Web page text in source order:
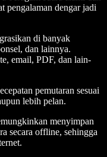
pengalaman dengar jadi
di banyak
dan lainnya.
email, PDF, dan lain-
pemutaran sesuai
lebih pelan.
menyimpan
secara offline, sehingga